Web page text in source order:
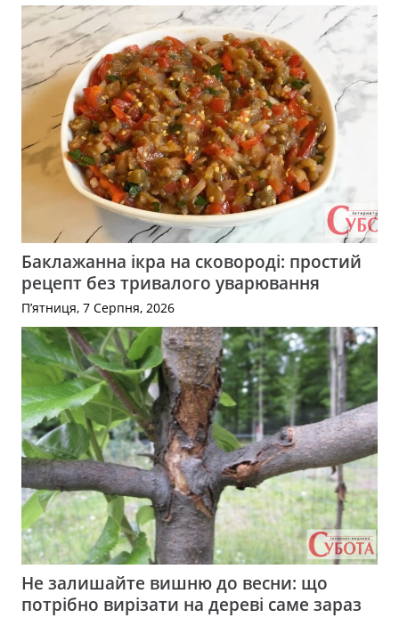
Баклажанна ікра на сковороді: простий
рецепт без тривалого уварювання
П’ятниця, 7 Серпня, 2026
Не залишайте вишню до весни: що
потрібно вирізати на дереві саме зараз